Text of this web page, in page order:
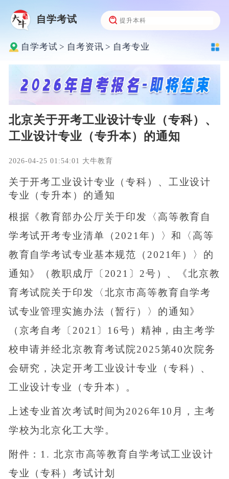
自学考试
自学考试 > 自考资讯 > 自考专业
北京关于开考工业设计专业（专科）、
工业设计专业（专升本）的通知
2026-04-25 01:54:01 大牛教育
关于开考工业设计专业（专科）、工业设计
专业（专升本）的通知
根据《教育部办公厅关于印发〈高等教育自
学考试开考专业清单（2021年）〉和〈高等
教育自学考试专业基本规范（2021年）〉的
通知》（教职成厅〔2021〕2号）、《北京教
育考试院关于印发〈北京市高等教育自学考
试专业管理实施办法（暂行）〉的通知》
（京考自考〔2021〕16号）精神，由主考学
校申请并经北京教育考试院2025第40次院务
会研究，决定开考工业设计专业（专科）、
工业设计专业（专升本）。
上述专业首次考试时间为2026年10月，主考
学校为北京化工大学。
附件：1. 北京市高等教育自学考试工业设计
专业（专科）考试计划